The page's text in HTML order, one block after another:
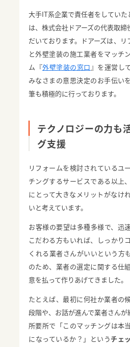
大手IT系企業で責任者をしてい
は、株式会社ドアーズの代表取
だいております。ドアーズは、
と外壁塗装の施工業者をマッチ
ム『外壁塗装の窓口 』を運営し
みなさまの意思決定のお手伝い
筆も積極的に行っております。
テクノロジーの力も
グ支援
リフォームを検討されているユ
チングするサービスである以上
にとって大きなメリットがなけ
いと考えています。
お客様の要望は多種多様で、迅
こだわる方もいれば、しっかり
くれる業者さんがいいという方
のため、業者の選定に関する仕
意を払って作りあげてきました。
たとえば、最初に何社か業者の
段階や、お話が進んで業者さん
所要所で「このマッチングは本
になっているか？」というチェ